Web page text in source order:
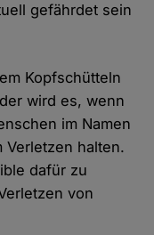
gefährdet sein
Kopfschütteln
wird es, wenn
im Namen
Verletzen halten.
dafür zu
von